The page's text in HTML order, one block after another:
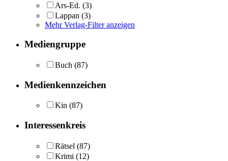
Ars-Ed. (3)
Lappan (3)
Mehr Verlag-Filter anzeigen
Mediengruppe
Buch (87)
Medienkennzeichen
Kin (87)
Interessenkreis
Rätsel (87)
Krimi (12)